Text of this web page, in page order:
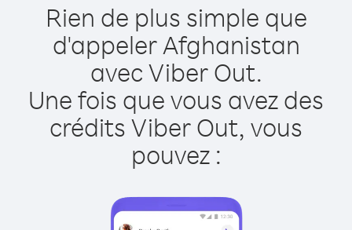
Rien de plus simple que
d'appeler Afghanistan
avec Viber Out.
Une fois que vous avez des
crédits Viber Out, vous
pouvez :